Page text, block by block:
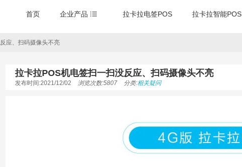
首页 企业产品 拉卡拉电签POS 拉卡拉智能POS
应、扫码摄像头不亮
拉卡拉POS机电签扫一扫没反应、扫码摄像头不亮
发布时间:2021/12/02 浏览次数:5807 分类:相关疑问